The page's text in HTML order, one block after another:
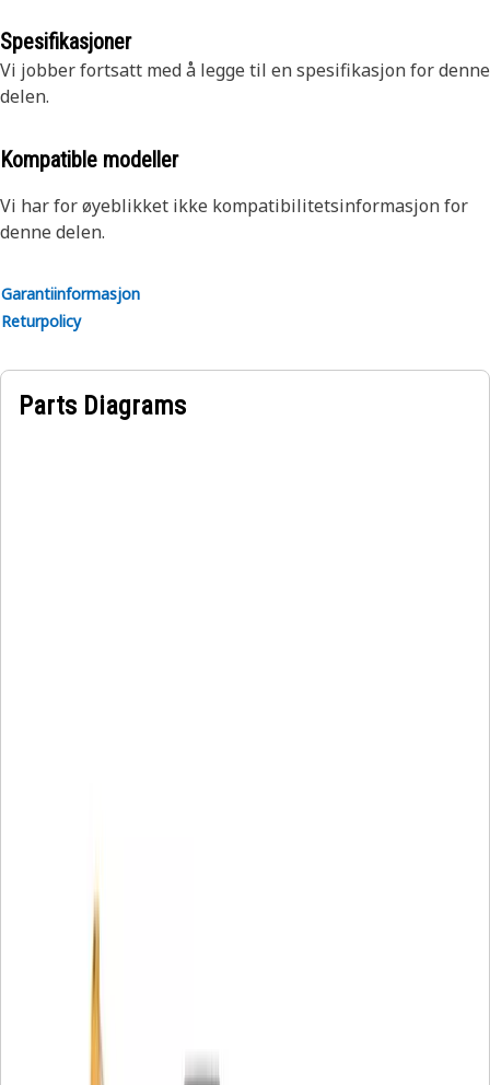
Spesifikasjoner
Vi jobber fortsatt med å legge til en spesifikasjon for denne
delen.
Kompatible modeller
Vi har for øyeblikket ikke kompatibilitetsinformasjon for
denne delen.
Garantiinformasjon
Returpolicy
Parts Diagrams